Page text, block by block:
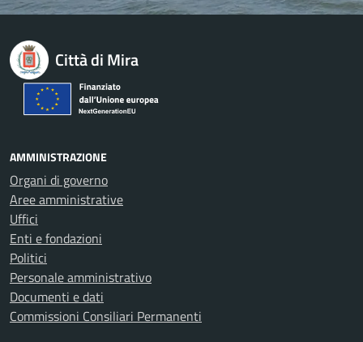
Città di Mira
AMMINISTRAZIONE
Organi di governo
Aree amministrative
Uffici
Enti e fondazioni
Politici
Personale amministrativo
Documenti e dati
Commissioni Consiliari Permanenti